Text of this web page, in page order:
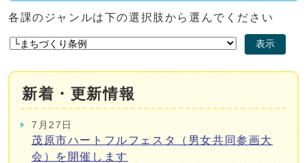
各課のジャンルは下の選択肢から選んでください
表示
新着・更新情報
7月27日
茂原市ハートフルフェスタ（男女共同参画大
会）を開催します